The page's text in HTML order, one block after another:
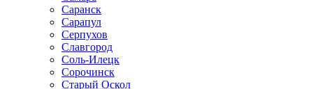
Саранск
Сарапул
Серпухов
Славгород
Соль-Илецк
Сорочинск
Старый Оскол